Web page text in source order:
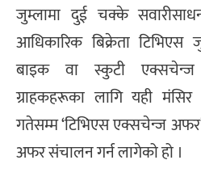
जुम्लामा दुई चक्के
आधिकारिक बिक्रेता टिभिएस
बाइक वा स्कुटी
ग्राहकहरूका लागि यही
गतेसम्म ‘टिभिएस एक्सचेन्ज
अफर संचालन गर्न लागेको हो ।